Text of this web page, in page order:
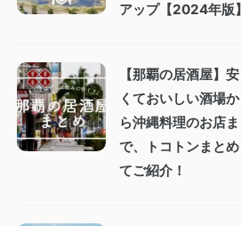
アップ【2024年版】
【那覇の居酒屋】安
くておいしい酒場か
ら沖縄料理のお店ま
で、トコトンまとめ
てご紹介！